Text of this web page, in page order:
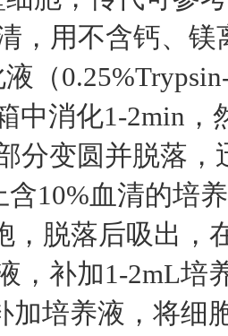
，用不含钙、镁
（
中消化1-2min，
分变圆并脱落
10%血清的培
，脱落后吸出，
，补加1-2mL培
加培养液，将细